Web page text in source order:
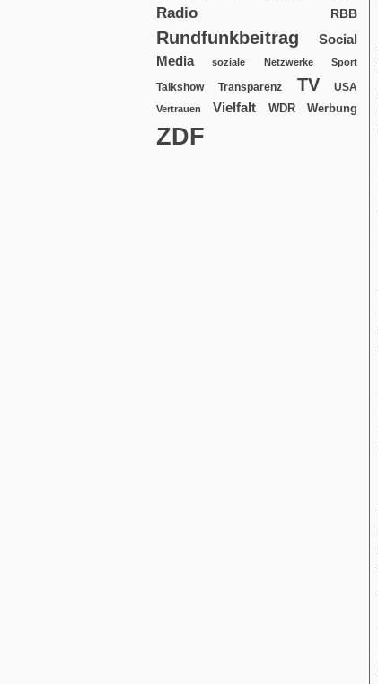
Radio RBB
Rundfunkbeitrag
Social
Media
soziale Netzwerke Sport
Talkshow Transparenz TV USA
Vertrauen Vielfalt WDR Werbung
ZDF